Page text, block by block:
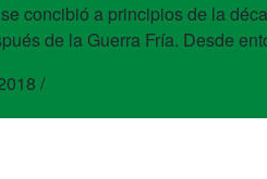
concibió a principios de la
de la Guerra Fría. Desde
/